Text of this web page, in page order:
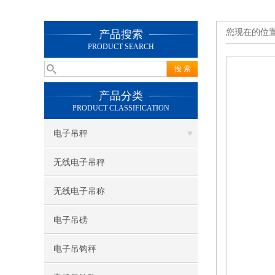
产品搜索
PRODUCT SEARCH
产品分类
PRODUCT CLASSIFICATION
电子吊秤
无线电子吊秤
无线电子吊称
电子吊磅
电子吊钩秤
您现在的位